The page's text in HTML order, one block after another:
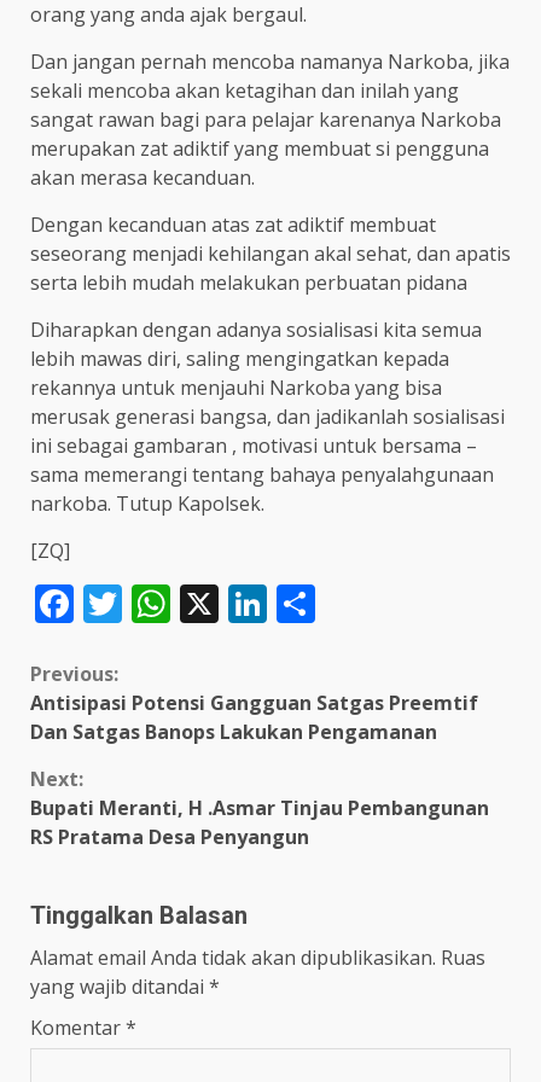
orang yang anda ajak bergaul.
Dan jangan pernah mencoba namanya Narkoba, jika
sekali mencoba akan ketagihan dan inilah yang
sangat rawan bagi para pelajar karenanya Narkoba
merupakan zat adiktif yang membuat si pengguna
akan merasa kecanduan.
Dengan kecanduan atas zat adiktif membuat
seseorang menjadi kehilangan akal sehat, dan apatis
serta lebih mudah melakukan perbuatan pidana
Diharapkan dengan adanya sosialisasi kita semua
lebih mawas diri, saling mengingatkan kepada
rekannya untuk menjauhi Narkoba yang bisa
merusak generasi bangsa, dan jadikanlah sosialisasi
ini sebagai gambaran , motivasi untuk bersama –
sama memerangi tentang bahaya penyalahgunaan
narkoba. Tutup Kapolsek.
[ZQ]
Facebook
Twitter
WhatsApp
X LinkedIn
Continue
Reading
Previous:
Antisipasi Potensi Gangguan Satgas Preemtif
Dan Satgas Banops Lakukan Pengamanan
Next:
Bupati Meranti, H .Asmar Tinjau Pembangunan
RS Pratama Desa Penyangun
Tinggalkan Balasan
Alamat email Anda tidak akan dipublikasikan. Ruas
yang wajib ditandai *
Komentar*